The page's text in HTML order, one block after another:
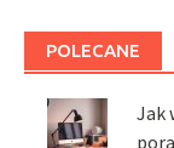
POLECANE
Jak